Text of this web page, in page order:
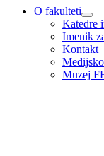
O fakulteti
Katedre
Imenik
Kontakt
Muzej